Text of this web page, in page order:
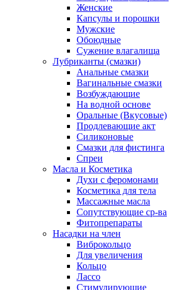
Женские
Капсулы и порошки
Мужские
Обоюдные
Сужение влагалища
Лубриканты (смазки)
Анальные смазки
Вагинальные смазки
Возбуждающие
На водной основе
Оральные (Вкусовые)
Продлевающие акт
Силиконовые
Смазки для фистинга
Спреи
Масла и Косметика
Духи с феромонами
Косметика для тела
Массажные масла
Сопутствующие ср-ва
Фитопрепараты
Насадки на член
Виброкольцо
Для увеличения
Кольцо
Лассо
Стимулирующие